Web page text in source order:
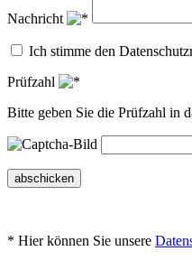
Nachricht
Ich stimme den
Prüfzahl
Bitte geben Sie die Prüfzahl in
abschicken
* Hier können Sie unsere